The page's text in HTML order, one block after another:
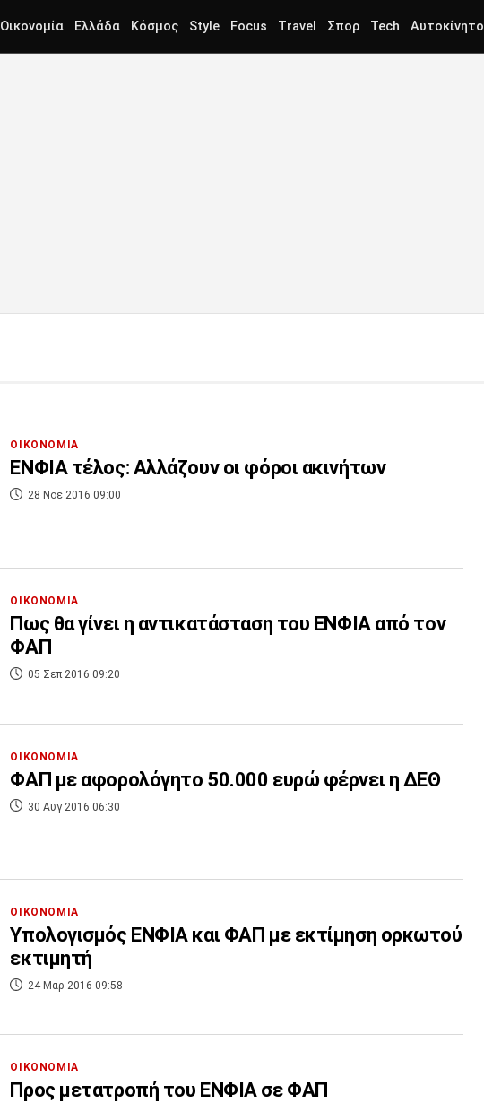
Οικονομία Ελλάδα Κόσμος Style Focus Travel Σπορ Tech Αυτοκίνητο
ΟΙΚΟΝΟΜΙΑ
ΕΝΦΙΑ τέλος: Αλλάζουν οι φόροι ακινήτων
28 Νοε 2016 09:00
ΟΙΚΟΝΟΜΙΑ
Πως θα γίνει η αντικατάσταση του ΕΝΦΙΑ από τον
ΦΑΠ
05 Σεπ 2016 09:20
ΟΙΚΟΝΟΜΙΑ
ΦΑΠ με αφορολόγητο 50.000 ευρώ φέρνει η ΔΕΘ
30 Αυγ 2016 06:30
ΟΙΚΟΝΟΜΙΑ
Υπολογισμός ΕΝΦΙΑ και ΦΑΠ με εκτίμηση ορκωτού
εκτιμητή
24 Μαρ 2016 09:58
ΟΙΚΟΝΟΜΙΑ
Προς μετατροπή του ΕΝΦΙΑ σε ΦΑΠ